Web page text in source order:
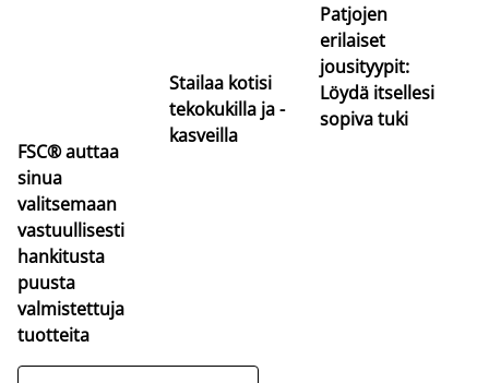
FSC® auttaa
sinua
valitsemaan
vastuullisesti
hankitusta
puusta
valmistettuja
tuotteita
Stailaa kotisi
tekokukilla ja -
kasveilla
Patjojen
erilaiset
jousityypit:
Löydä itsellesi
sopiva tuki